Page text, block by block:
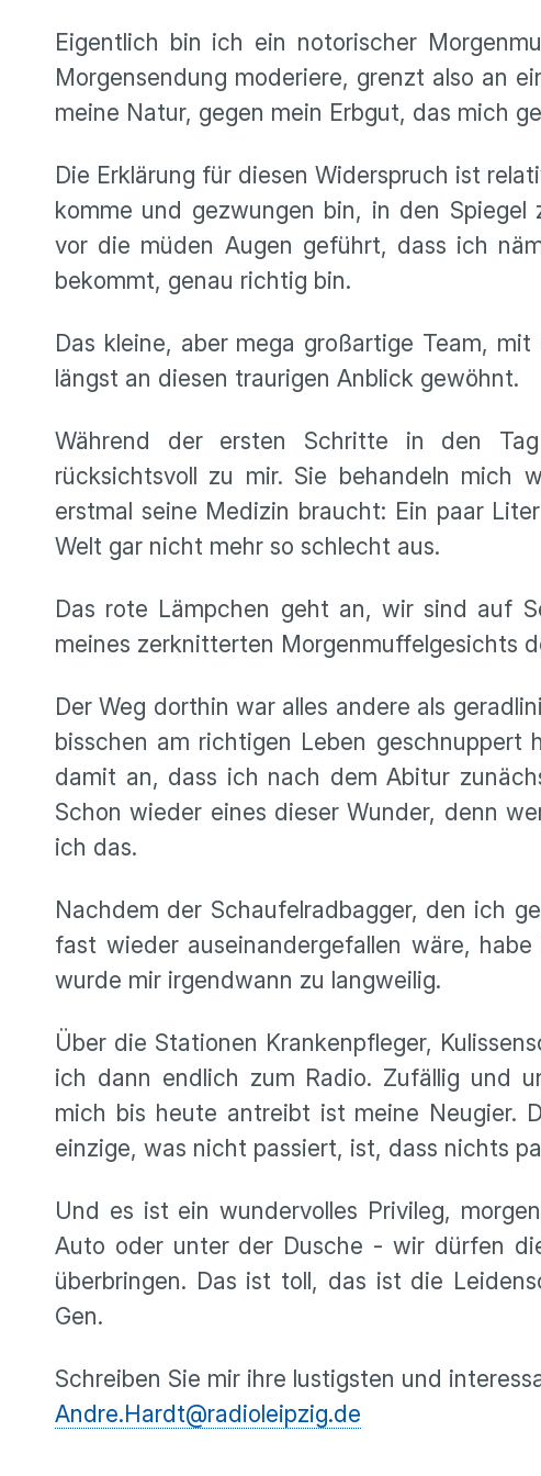
Eigentlich bin ich ein notorischer
Morgensendung moderiere, grenzt also an
meine Natur, gegen mein Erbgut, das mich
Die Erklärung für diesen Widerspruch ist
komme und gezwungen bin, in den
vor die müden Augen geführt, dass ich
bekommt, genau richtig bin.
Das kleine, aber mega großartige Team,
längst an diesen traurigen Anblick gewöhnt.
Während der ersten Schritte in den
rücksichtsvoll zu mir. Sie behandeln mich
erstmal seine Medizin braucht: Ein paar
Welt gar nicht mehr so schlecht aus.
Das rote Lämpchen geht an, wir sind auf
meines zerknitterten Morgenmuffelgesichts
Der Weg dorthin war alles andere als
bisschen am richtigen Leben
damit an, dass ich nach dem Abitur
Schon wieder eines dieser Wunder, denn
ich das.
Nachdem der Schaufelradbagger, den ich
fast wieder auseinandergefallen wäre,
wurde mir irgendwann zu langweilig.
Über die Stationen Krankenpfleger,
ich dann endlich zum Radio. Zufällig und
mich bis heute antreibt ist meine Neugier.
einzige, was nicht passiert, ist, dass nichts
Und es ist ein wundervolles Privileg,
Auto oder unter der Dusche - wir dürfen
überbringen. Das ist toll, das ist die
Gen.
Schreiben Sie mir ihre lustigsten und
Andre.Hardt@radioleipzig.de